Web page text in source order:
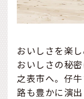
おいしさを楽
おいしさの秘
之表市へ。仔
路も豊かに演出